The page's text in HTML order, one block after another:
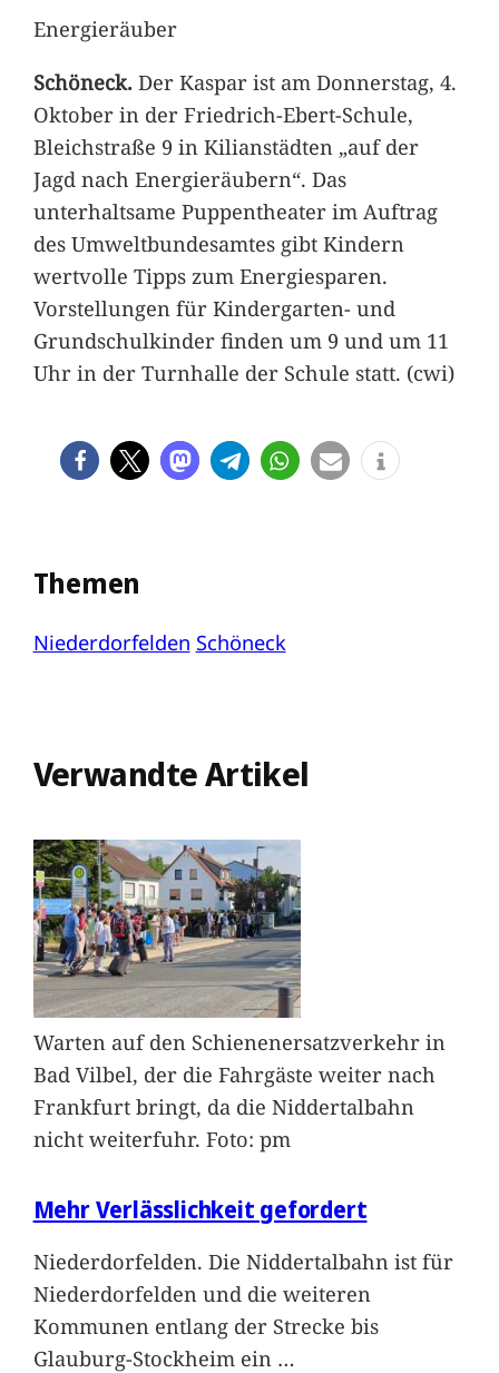
Energieräuber
Schöneck.Der Kaspar ist am Donnerstag, 4.
Oktober in der Friedrich-Ebert-Schule,
Bleichstraße 9 in Kilianstädten „auf der
Jagd nach Energieräubern“. Das
unterhaltsame Puppentheater im Auftrag
des Umweltbundesamtes gibt Kindern
wertvolle Tipps zum Energiesparen.
Vorstellungen für Kindergarten- und
Grundschulkinder finden um 9 und um 11
Uhr in der Turnhalle der Schule statt. (cwi)
Themen
Niederdorfelden Schöneck
Verwandte Artikel
Warten auf den Schienenersatzverkehr in
Bad Vilbel, der die Fahrgäste weiter nach
Frankfurt bringt, da die Niddertalbahn
nicht weiterfuhr. Foto: pm
Mehr Verlässlichkeit gefordert
Niederdorfelden. Die Niddertalbahn ist für
Niederdorfelden und die weiteren
Kommunen entlang der Strecke bis
Glauburg-Stockheim ein …